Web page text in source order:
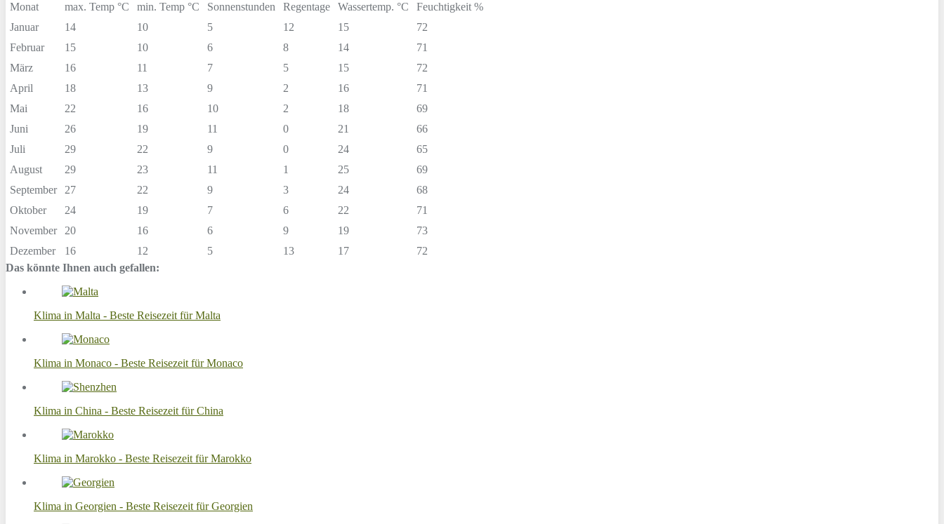
Monat max. Temp °C min. Temp °C Sonnenstunden Regentage Wassertemp. °C
Feuchtigkeit %
Januar
14 10 5 12 15
72
Februar
15 10 6 8 14
71
März
16 11 7 5 15
72
April
18 13 9 2 16
71
Mai
22 16 10 2 18
69
Juni
26 19 11 0 21
66
Juli
29 22 9 0 24
65
August
29 23 11 1 25
69
September
27 22 9 3 24
68
Oktober
24 19 7 6 22
71
November
20 16 6 9 19
73
Dezember
16 12 5 13 17
72
Das könnte Ihnen auch gefallen:
Klima in Malta - Beste Reisezeit für Malta
Klima in Monaco - Beste Reisezeit für Monaco
Klima in China - Beste Reisezeit für China
Klima in Marokko - Beste Reisezeit für Marokko
Klima in Georgien - Beste Reisezeit für Georgien